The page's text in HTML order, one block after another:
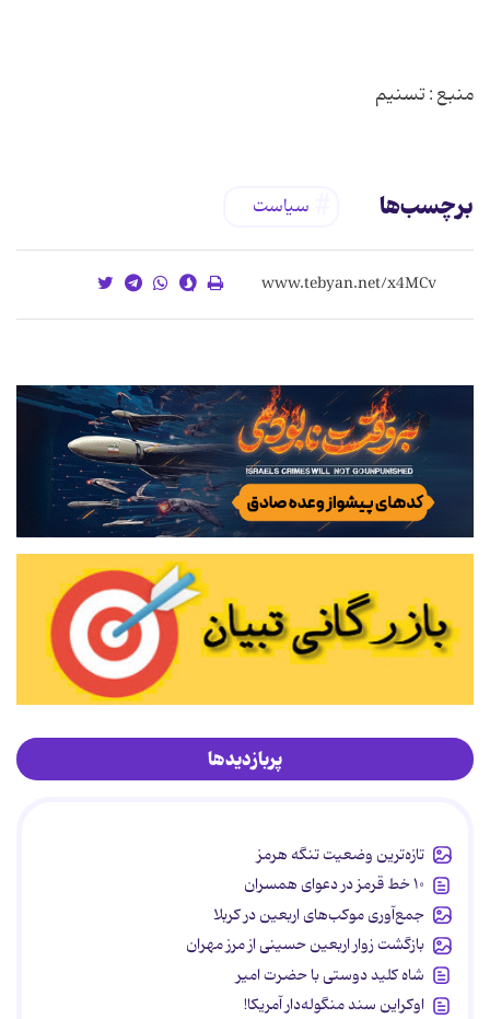
منبع : تسنیم
برچسب‌ها سیاست
پربازدیدها
تازه‌ترین وضعیت تنگه هرمز
۱۰ خط قرمز در دعوای همسران
جمع‌آوری موکب‌های اربعین در کربلا
بازگشت زوار اربعین حسینی از مرز مهران
شاه کلید دوستی با حضرت امیر
اوکراین سند منگوله‌دار آمریکا!